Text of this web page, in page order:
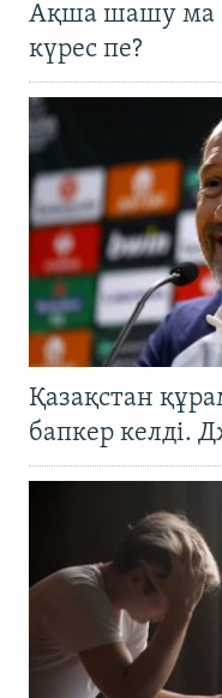
Ақша шашу ма
күрес пе?
Қазақстан
бапкер келді.